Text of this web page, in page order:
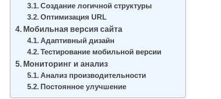
Создание логичной структуры
Оптимизация URL
Мобильная версия сайта
Адаптивный дизайн
Тестирование мобильной версии
Мониторинг и анализ
Анализ производительности
Постоянное улучшение